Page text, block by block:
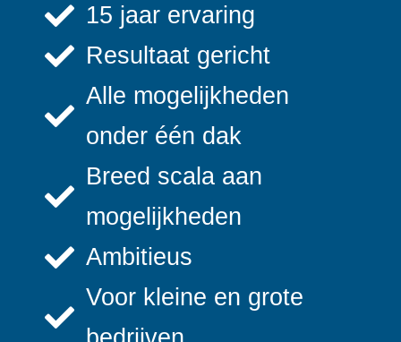
15 jaar ervaring
Resultaat gericht
Alle mogelijkheden
onder één dak
Breed scala aan
mogelijkheden
Ambitieus
Voor kleine en grote